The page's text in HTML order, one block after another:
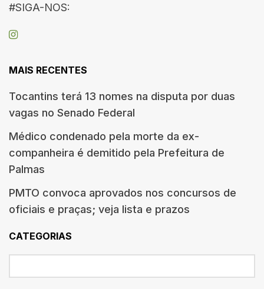
#SIGA-NOS:
MAIS RECENTES
Tocantins terá 13 nomes na disputa por duas
vagas no Senado Federal
Médico condenado pela morte da ex-
companheira é demitido pela Prefeitura de
Palmas
PMTO convoca aprovados nos concursos de
oficiais e praças; veja lista e prazos
CATEGORIAS